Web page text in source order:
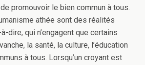
promouvoir le bien commun à tous.
athée sont des réalités
dire, qui n’engagent que certains
la santé, la culture, l’éducation
à tous. Lorsqu’un croyant est